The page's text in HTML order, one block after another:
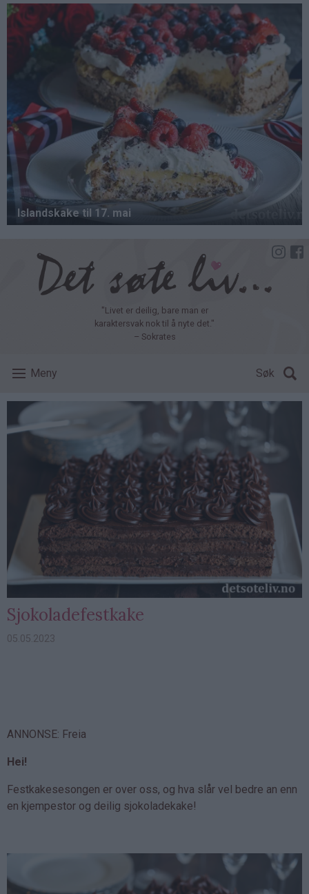
Hopp
hovedinnhold
"Livet er deilig, bare man er
karaktersvak nok til å nyte det."
– Sokrates
Meny Søk
Sjokoladefestkake
05.05.2023
ANNONSE: Freia
Hei!
Festkakesesongen er over oss, og hva slår vel bedre an enn
en kjempestor og deilig sjokoladekake!